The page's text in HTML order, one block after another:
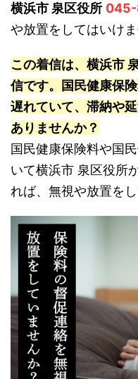
横浜市 泉区役所
や放置をしてはいけま
この着信は、横浜市
信です。国民健康保
遅れていて、滞納や
ありませんか？
国民健康保険料や国
いて横浜市 泉区役所
れば、無視や放置をし